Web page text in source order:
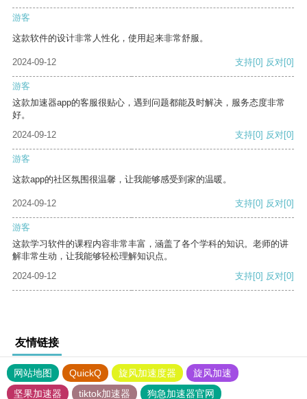
游客
这款软件的设计非常人性化，使用起来非常舒服。
2024-09-12 支持[0] 反对[0]
游客
这款加速器app的客服很贴心，遇到问题都能及时解决，服务态度非常
好。
2024-09-12
支持[0] 反对[0]
游客
这款app的社区氛围很温馨，让我能够感受到家的温暖。
2024-09-12 支持[0] 反对[0]
游客
这款学习软件的课程内容非常丰富，涵盖了各个学科的知识。老师的讲
解非常生动，让我能够轻松理解知识点。
2024-09-12
支持[0] 反对[0]
友情链接
网站地图 QuickQ 旋风加速度器
旋风加速
坚果加速器
tiktok加速器 狗急加速器官网